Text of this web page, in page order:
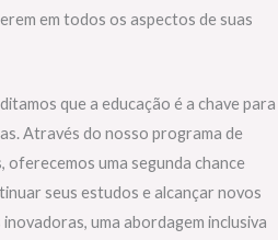
em todos os aspectos de suas
que a educação é a chave para
Através do nosso programa de
oferecemos uma segunda chance
seus estudos e alcançar novos
uma abordagem inclusiva